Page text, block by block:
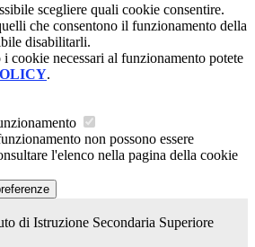
scegliere quali cookie consentire.
che consentono il funzionamento della
disabilitarli.
cookie necessari al funzionamento potete
.
non possono essere
l'elenco nella pagina della cookie
di Istruzione Secondaria Superiore